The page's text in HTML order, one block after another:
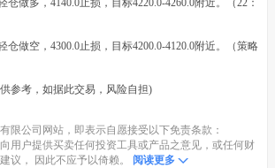
仓做空，4300.0止损，目标4200.0-4120.0附近。（策略
参考，如据此交易，风险自担)
限公司网站，即表示自愿接受以下免责条款：
用户提供买卖任何投资工具或产品之意见，或任何财
议， 因此不应予以倚赖。
阅读更多